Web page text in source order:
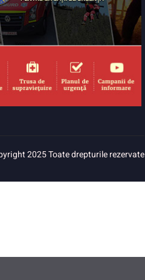
2025 Toate drepturile rezervate